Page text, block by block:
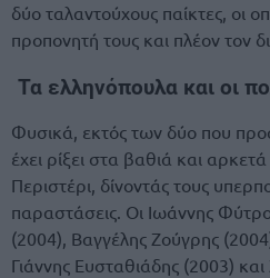
δύο ταλαντούχους παίκτες, οι
προπονητή τους και πλέον τον
Τα ελληνόπουλα και οι
Φυσικά, εκτός των δύο που
έχει ρίξει στα βαθιά και αρκετά
Περιστέρι, δίνοντάς τους
παραστάσεις. Οι Ιωάννης
(2004), Βαγγέλης Ζούγρης
Γιάννης Ευσταθιάδης (2003)